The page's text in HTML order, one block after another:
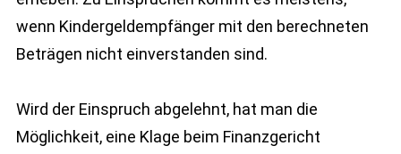
wenn Kindergeldempfänger mit den berechneten
Beträgen nicht einverstanden sind.
Wird der Einspruch abgelehnt, hat man die
Möglichkeit, eine Klage beim Finanzgericht